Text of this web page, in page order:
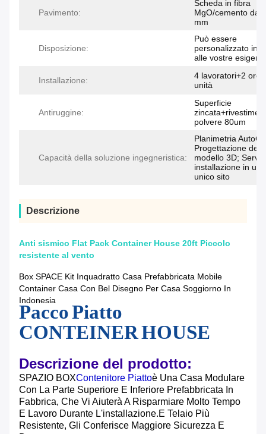
Pavimento:
Scheda in fibra
MgO/cemento da
mm
Disposizione:
Può essere
personalizzato in
alle vostre
Installazione:
4 lavoratori+2
unità
Antiruggine:
Superficie
polvere 80um
Capacità della soluzione ingegneristica:
Planimetria
Progettazione del
modello 3D;
installazione in un
unico sito
Descrizione
Anti sismico Flat Pack Container House 20ft Piccolo
resistente al vento
Box SPACE Kit Inquadratto Casa Prefabbricata Mobile
Container Casa Con Bel Disegno Per Casa Soggiorno In
Indonesia
Pacco Piatto
CONTEINER HOUSE
Descrizione del prodotto:
SPAZIO BOXContenitore PiattoÈ Una Casa Modulare
Con La Parte Superiore E Inferiore Prefabbricata In
Fabbrica, Che Vi Aiuterà A Risparmiare Molto Tempo
E Lavoro Durante L'installazione.e Telaio Più
Resistente, Gli Conferisce Maggiore Sicurezza E